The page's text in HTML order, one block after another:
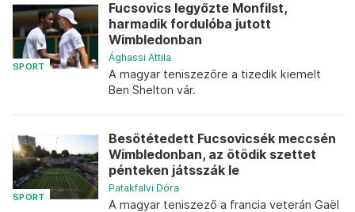
SPORT
Fucsovics legyőzte Monfilst,
harmadik fordulóba jutott
Wimbledonban
Ághassi Attila
A magyar teniszezőre a tizedik kiemelt
Ben Shelton vár.
SPORT
Besötétedett Fucsovicsék meccsén
Wimbledonban, az ötödik szettet
pénteken játsszák le
Patakfalvi Dóra
A magyar teniszező a francia veterán Gaël